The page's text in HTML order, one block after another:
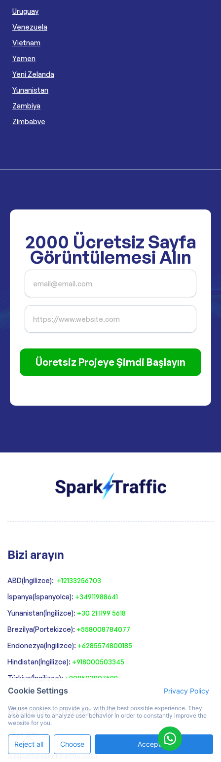
Uruguay
Venezuela
Vietnam
Yemen
Yeni Zelanda
Yunanistan
Zambiya
Zimbabve
2000 Ücretsiz Sayfa
Görüntülemesi Alın
Ücretsiz Projeye Şimdi Başlayın
Bizi arayın
ABD(İngilizce): +12133256703
İspanya(İspanyolca): +34911988641
‍Yunanistan(İngilizce): +30 21 1199 5618
‍Brezilya(Portekizce): +558008784077‍
‍Endonezya(İngilizce): +6285574800185
Hindistan(İngilizce): +918000503345
Türkiye(İngilizce): +908503907599
Bizimle sohbet edin
Chat With Us
support@sparktraffic.com
Cookie Settings Privacy Policy
We use cookies to provide you with the best possible experience. They
also allow us to analyze user behavior in order to constantly improve the
website for you.
Reject all Choose Accept All